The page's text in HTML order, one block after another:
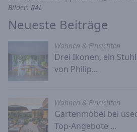
Bilder: RAL
Neueste Beiträge
Wohnen & Einrichten
Drei Ikonen, ein
von Philip...
Wohnen & Einrichten
Gartenmöbel bei
Top-Angebote ...